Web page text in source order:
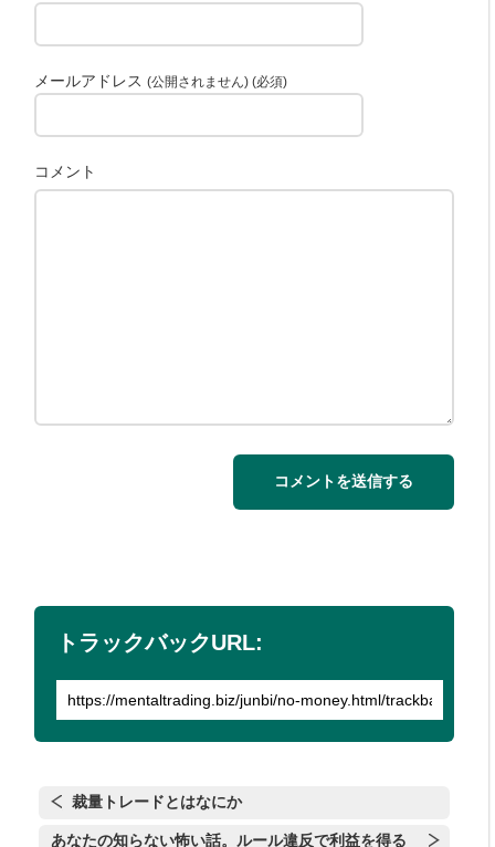
メールアドレス(公開されません) (必須)
コメント
トラックバックURL:
裁量トレードとはなにか
あなたの知らない怖い話。ルール違反で利益を得る